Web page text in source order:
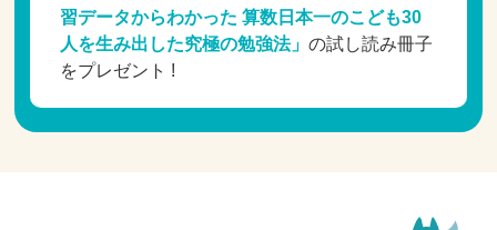
習データからわかった 算数日本一のこども30
人を生み出した究極の勉強法」 の試し読み冊子
をプレゼント !